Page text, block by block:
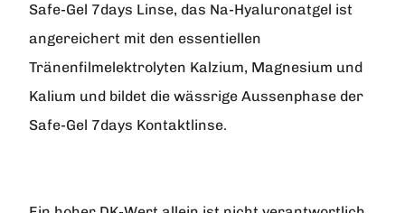
Safe-Gel 7days Linse, das Na-Hyaluronatgel ist
angereichert mit den essentiellen
Tränenfilmelektrolyten Kalzium, Magnesium und
Kalium und bildet die wässrige Aussenphase der
Safe-Gel 7days Kontaktlinse.